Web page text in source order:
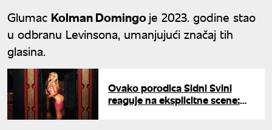
Glumac Kolman Domingoje 2023. godine stao
u odbranu Levinsona, umanjujući značaj tih
glasina.
Ovako porodica Sidni Svini
reaguje na eksplicitne scene: